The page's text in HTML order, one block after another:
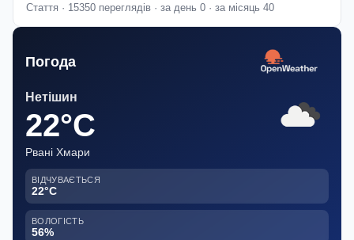
Стаття · 15350 переглядів · за день 0 · за місяць 40
Погода
Нетішин
22°C
Рвані Хмари
ВІДЧУВАЄТЬСЯ
22°C
ВОЛОГІСТЬ
56%